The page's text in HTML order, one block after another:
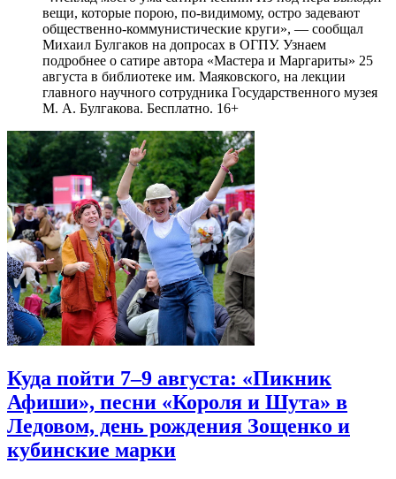
вещи, которые порою, по-видимому, остро задевают
общественно-коммунистические круги», — сообщал
Михаил Булгаков на допросах в ОГПУ. Узнаем
подробнее о сатире автора «Мастера и Маргариты» 25
августа в библиотеке им. Маяковского, на лекции
главного научного сотрудника Государственного музея
М. А. Булгакова. Бесплатно. 16+
Куда пойти 7–9 августа: «Пикник
Афиши», песни «Короля и Шута» в
Ледовом, день рождения Зощенко и
кубинские марки